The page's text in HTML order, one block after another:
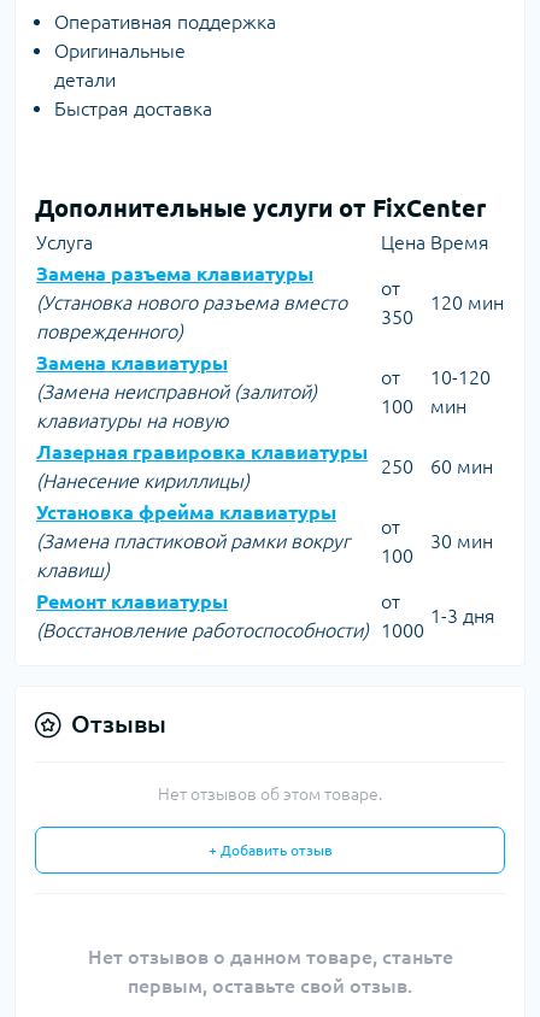
Оперативная поддержка
Оригинальные
детали
Быстрая доставка
Дополнительные услуги от FixCenter
Услуга Цена Время
Замена разъема клавиатуры
(Установка нового разъема вместо
поврежденного)
от
350
120 мин
Замена клавиатуры
(Замена неисправной (залитой)
клавиатуры на новую
от
100
10-120
мин
Лазерная гравировка клавиатуры
(Нанесение кириллицы)
250 60 мин
Установка фрейма клавиатуры
(Замена пластиковой рамки вокруг
клавиш)
от
100
30 мин
Ремонт клавиатуры
(Восстановление работоспособности)
от
1000
1-3 дня
Отзывы
Нет отзывов об этом товаре.
+ Добавить отзыв
Нет отзывов о данном товаре, станьте
первым, оставьте свой отзыв.